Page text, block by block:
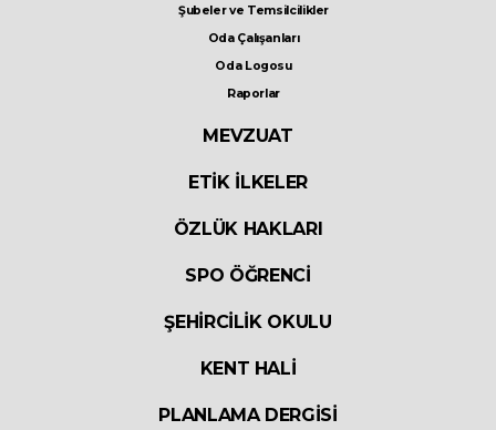
Şubeler ve Temsilcilikler
Oda Çalışanları
Oda Logosu
Raporlar
MEVZUAT
ETİK İLKELER
ÖZLÜK HAKLARI
SPO ÖĞRENCİ
ŞEHİRCİLİK OKULU
KENT HALİ
PLANLAMA DERGİSİ